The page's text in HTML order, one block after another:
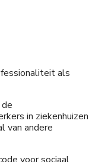
als
in ziekenhuizen
van andere
voor sociaal